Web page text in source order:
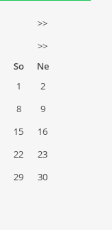
>>
>>
So
Ne
1
2
8
9
15
16
22
23
29
30